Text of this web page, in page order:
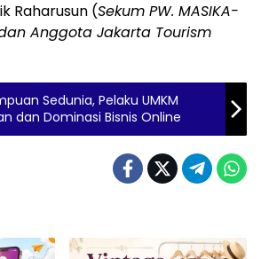
Raharusun (Sekum PW. MASIKA-
Anggota Jakarta Tourism
Sedunia, Pelaku UMKM
dan Dominasi Bisnis Online